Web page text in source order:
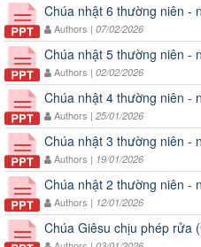
Chúa nhật 6 thường niên -
Authors | 07/02/2026
Chúa nhật 5 thường niên -
Authors | 02/02/2026
Chúa nhật 4 thường niên -
Authors | 25/01/2026
Chúa nhật 3 thường niên -
Authors | 19/01/2026
Chúa nhật 2 thường niên -
Authors | 12/01/2026
Chúa Giêsu chịu phép rửa